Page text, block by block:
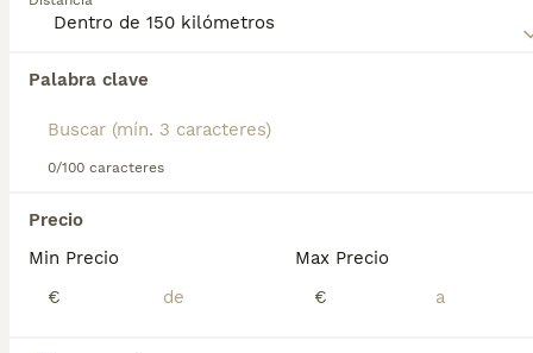
Palabra clave
0/100 caracteres
Precio
Min Precio
€
Max Precio
€
Lee nuestra
página de consejos de compra de Pomerania
Encontramos 0 Pomerania Perros en
Si deseas exactamente esta búsqueda guarda tu
búsqueda y espera el resultado perfecto:
Preguntas frecuentes